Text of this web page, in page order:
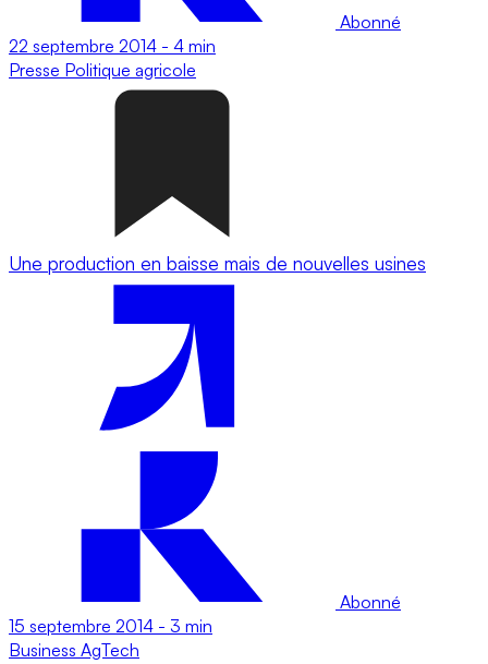
Abonné
22 septembre 2014 - 4 min
Presse Politique agricole
Une production en baisse mais de nouvelles usines
Abonné
15 septembre 2014 - 3 min
Business AgTech